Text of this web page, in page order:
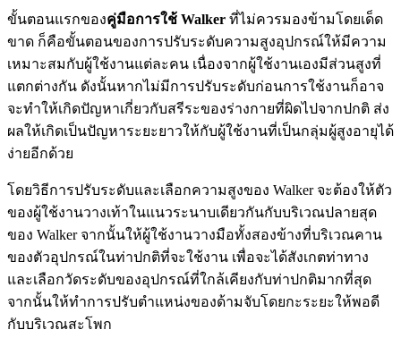
ขั้นตอนแรกของคู่มือการใช้ Walker ที่ไม่ควรมองข้ามโดยเด็ด
ขาด ก็คือขั้นตอนของการปรับระดับความสูงอุปกรณ์ให้มีความ
เหมาะสมกับผู้ใช้งานแต่ละคน เนื่องจากผู้ใช้งานเองมีส่วนสูงที่
แตกต่างกัน ดังนั้นหากไม่มีการปรับระดับก่อนการใช้งานก็อาจ
จะทำให้เกิดปัญหาเกี่ยวกับสรีระของร่างกายที่ผิดไปจากปกติ ส่ง
ผลให้เกิดเป็นปัญหาระยะยาวให้กับผู้ใช้งานที่เป็นกลุ่มผู้สูงอายุได้
ง่ายอีกด้วย
โดยวิธีการปรับระดับและเลือกความสูงของ Walker จะต้องให้ตัว
ของผู้ใช้งานวางเท้าในแนวระนาบเดียวกันกับบริเวณปลายสุด
ของ Walker จากนั้นให้ผู้ใช้งานวางมือทั้งสองข้างที่บริเวณคาน
ของตัวอุปกรณ์ในท่าปกติที่จะใช้งาน เพื่อจะได้สังเกตท่าทาง
และเลือกวัดระดับของอุปกรณ์ที่ใกล้เคียงกับท่าปกติมากที่สุด
จากนั้นให้ทำการปรับตำแหน่งของด้ามจับโดยกะระยะให้พอดี
กับบริเวณสะโพก